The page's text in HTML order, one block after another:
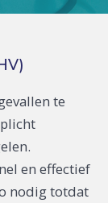
te
en effectief
nodig totdat